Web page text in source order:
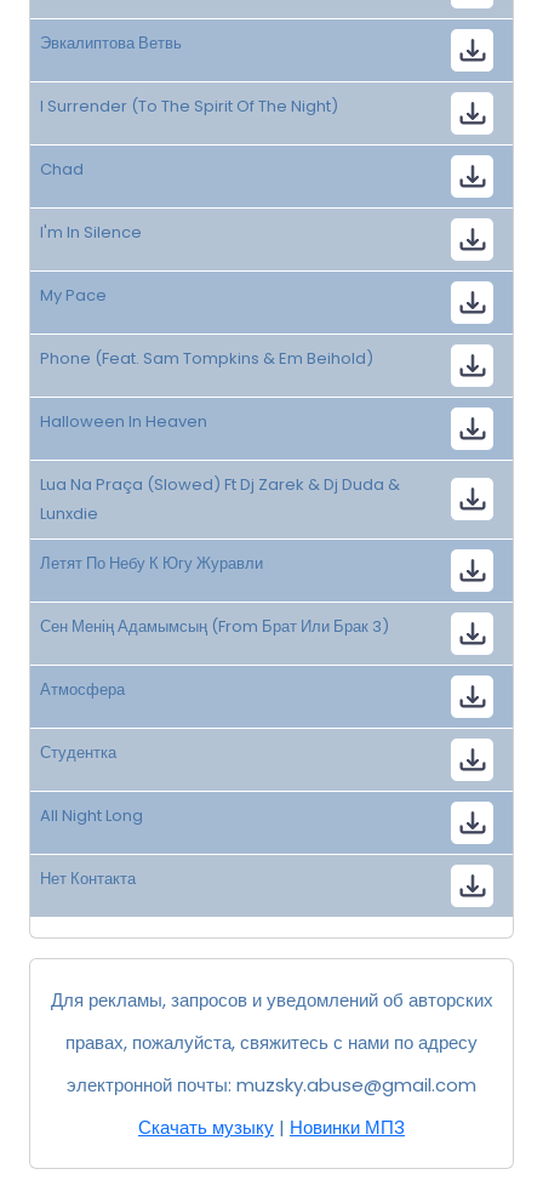
Эвкалиптова Ветвь
I Surrender (To The Spirit Of The Night)
Chad
I'm In Silence
My Pace
Phone (Feat. Sam Tompkins & Em Beihold)
Halloween In Heaven
Lua Na Praça (Slowed) Ft Dj Zarek & Dj Duda &
Lunxdie
Летят По Небу К Югу Журавли
Сен Менің Адамымсың (From Брат Или Брак 3)
Атмосфера
Студентка
All Night Long
Нет Контакта
Для рекламы, запросов и уведомлений об авторских
правах, пожалуйста, свяжитесь с нами по адресу
электронной почты: muzsky.abuse@gmail.com
Скачать музыку | Новинки МП3